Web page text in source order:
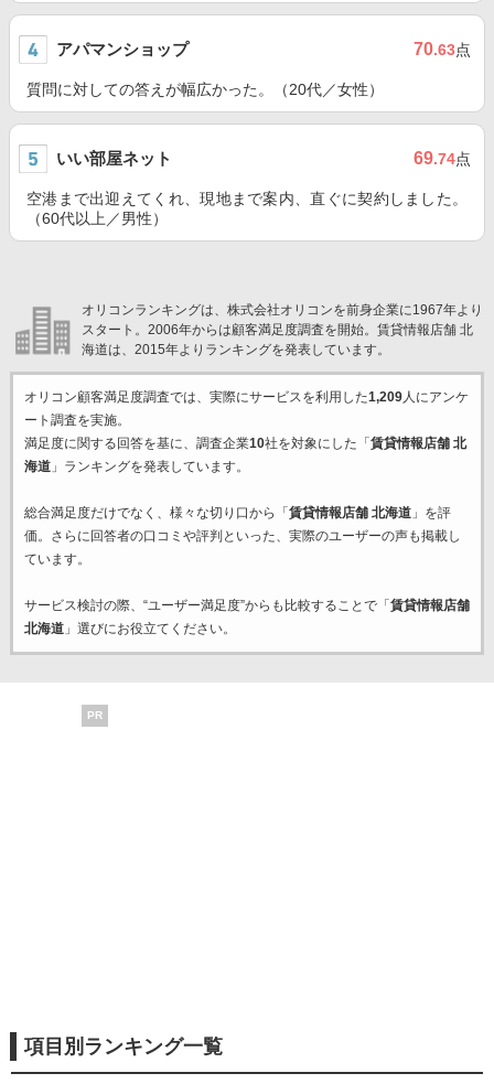
アパマンショップ 70.63点
質問に対しての答えが幅広かった。（20代／女性）
いい部屋ネット 69.74点
空港まで出迎えてくれ、現地まで案内、直ぐに契約しました。
（60代以上／男性）
オリコンランキングは、株式会社オリコンを前身企業に1967年より
スタート。2006年からは顧客満足度調査を開始。賃貸情報店舗 北
海道は、2015年よりランキングを発表しています。
オリコン顧客満足度調査では、実際にサービスを利用した1,209人にアンケ
ート調査を実施。
満足度に関する回答を基に、調査企業10社を対象にした「 賃貸情報店舗 北
海道」ランキングを発表しています。
総合満足度だけでなく、様々な切り口から「 賃貸情報店舗 北海道」を評
価。さらに回答者の口コミや評判といった、実際のユーザーの声も掲載し
ています。
サービス検討の際、“ユーザー満足度”からも比較することで「 賃貸情報店舗
北海道」選びにお役立てください。
PR
項目別ランキング一覧